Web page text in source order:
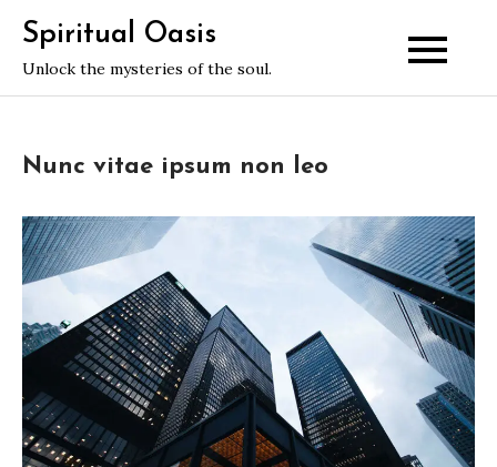
content
Spiritual Oasis
Unlock the mysteries of the soul.
Nunc vitae ipsum non leo